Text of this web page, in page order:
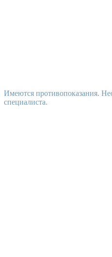
Имеются противопоказания.
специалиста.